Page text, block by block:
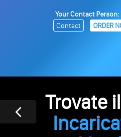
Your Contact Person:
Contact
ORDER
Trovate